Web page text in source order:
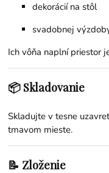
dekorácií na stôl
svadobnej
Ich vôňa naplní priestor
📦 Skladovanie
Skladujte v tesne
tmavom mieste.
📝 Zloženie